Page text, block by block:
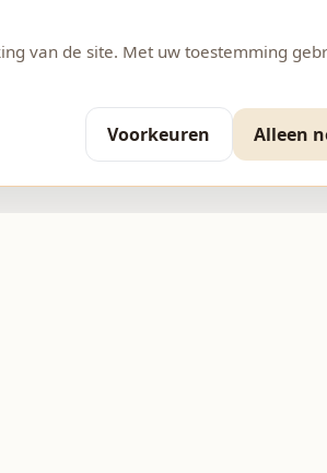
van de site. Met uw toestemming
Voorkeuren Alleen